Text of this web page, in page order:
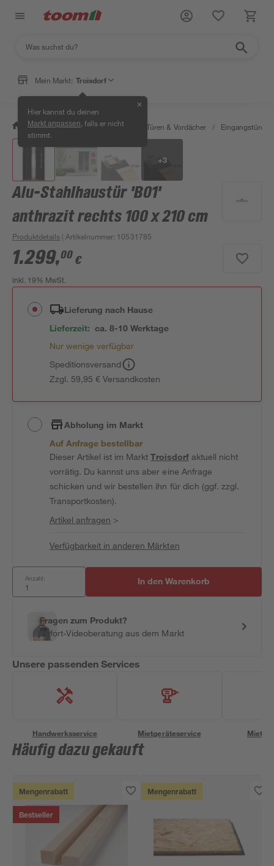
Mein Markt: Troisdorf
Hier kannst du deinen
Markt anpassen , falls er nicht
stimmt.
✕
/ Bauen & Renovieren / Fenster, Türen & Vordächer / Eingangstüren
+3
Alu-Stahlhaustür 'B01'
anthrazit rechts 100 x 210 cm
Produktdetails | Artikelnummer: 10531785
1.299,00 €
inkl. 19% MwSt.
Lieferung nach Hause
Lieferzeit: ca. 8-10 Werktage
Nur wenige verfügbar
Speditionsversand
Zzgl. 59,95 € Versandkosten
Abholung im Markt
Auf Anfrage bestellbar
Dieser Artikel ist im MarktTroisdorfaktuell nicht
vorrätig. Du kannst uns aber eine Anfrage
schicken und wir bestellen ihn für dich (ggf. zzgl.
Transportkosten).
Artikel anfragen >
Verfügbarkeit in anderen Märkten
Anzahl: In den Warenkorb
Fragen zum Produkt?
Sofort-Videoberatung aus dem Markt
Unsere passenden Services
Handwerksservice Mietgeräteservice
Häufig dazu gekauft
Mengenrabatt
Bestseller
Mengenrabatt